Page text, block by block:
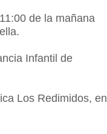
de la mañana
Infantil de
Los Redimidos, en